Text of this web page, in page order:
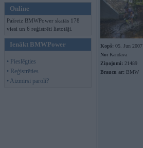
Online
Pašreiz BMWPower skatās 178
viesi un 6 reģistrēti lietotāji.
Ienākt BMWPower
• Pieslēgties
• Reģistrēties
• Aizmirsi paroli?
Kopš: 05. Jun 2007
No: Kandava
Ziņojumi: 21489
Braucu ar: BMW